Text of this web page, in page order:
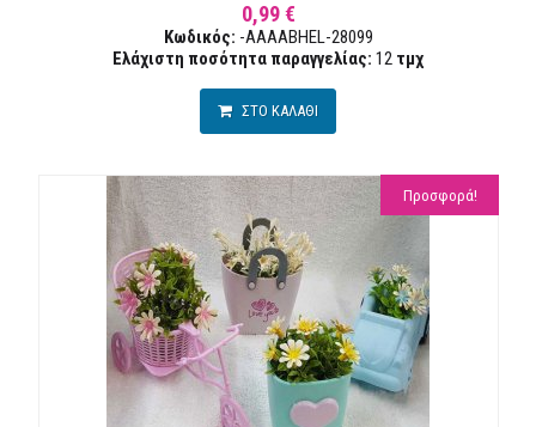
0,99 €
Κωδικός: -AAAABHEL-28099
Ελάχιστη ποσότητα παραγγελίας: 12 τμχ
ΣΤΟ ΚΑΛΑΘΙ
Προσφορά!